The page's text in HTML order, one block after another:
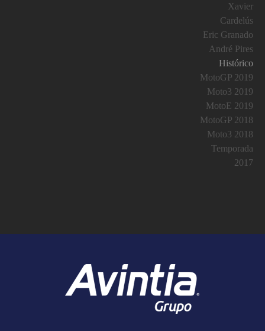
Xavier
Cardelús
Eric Granado
André Pires
Histórico
MotoGP 2019
Moto3 2019
MotoE 2019
MotoGP 2018
Moto3 2018
Temporada
2017